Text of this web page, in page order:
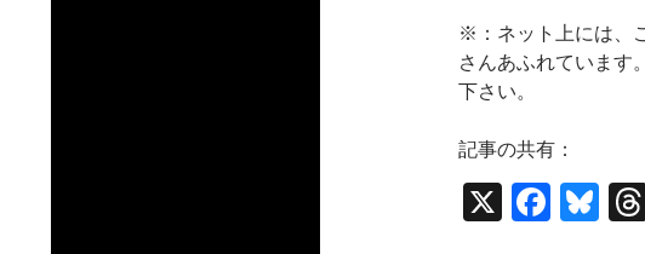
※：ネット上には、
さんあふれています
下さい。
記事の共有：
X
F
Bl